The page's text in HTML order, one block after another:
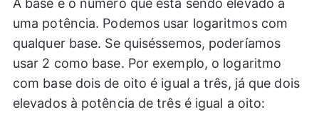
A base é o número que está sendo elevado a
uma potência. Podemos usar logaritmos com
qualquer base. Se quiséssemos, poderíamos
usar 2 como base. Por exemplo, o logaritmo
com base dois de oito é igual a três, já que dois
elevados à potência de três é igual a oito: